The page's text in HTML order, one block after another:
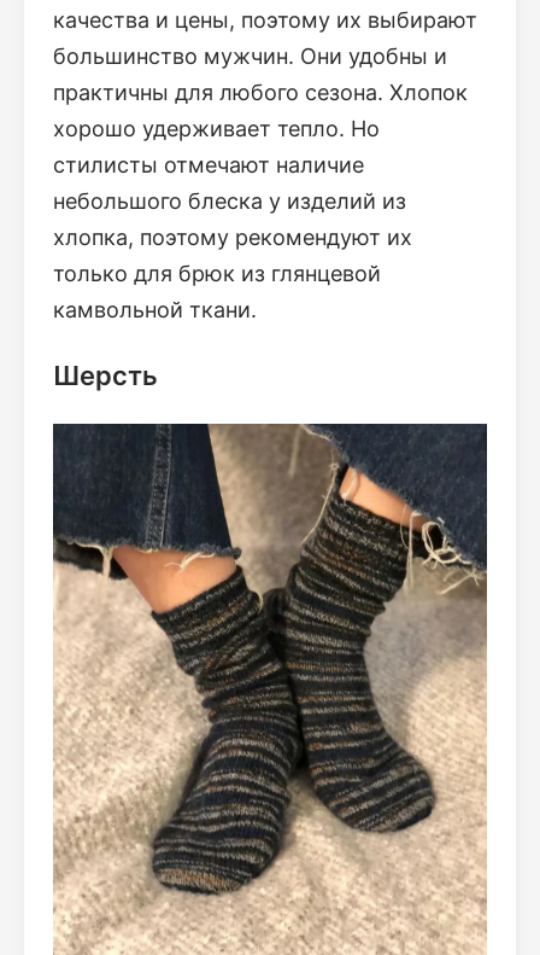
качества и цены, поэтому их выбирают
большинство мужчин. Они удобны и
практичны для любого сезона. Хлопок
хорошо удерживает тепло. Но
стилисты отмечают наличие
небольшого блеска у изделий из
хлопка, поэтому рекомендуют их
только для брюк из глянцевой
камвольной ткани.
Шерсть